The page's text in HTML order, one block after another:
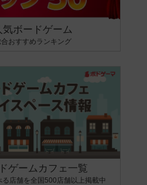
気ボードゲーム
おすすめランキング
ゲームカフェ一覧
る店舗を全国500店舗以上掲載中